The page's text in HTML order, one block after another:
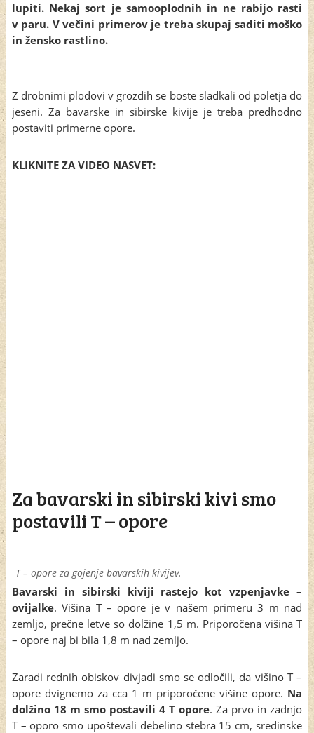
lupiti. Nekaj sort je samooplodnih in ne rabijo rasti
v paru. V večini primerov je treba skupaj saditi moško
in žensko rastlino.
Z drobnimi plodovi v grozdih se boste sladkali od poletja do
jeseni. Za bavarske in sibirske kivije je treba predhodno
postaviti primerne opore.
KLIKNITE ZA VIDEO NASVET:
Za bavarski in sibirski kivi smo
postavili T – opore
T – opore za gojenje bavarskih kivijev.
Bavarski in sibirski kiviji rastejo kot vzpenjavke –
ovijalke. Višina T – opore je v našem primeru 3 m nad
zemljo, prečne letve so dolžine 1,5 m. Priporočena višina T
– opore naj bi bila 1,8 m nad zemljo.
Zaradi rednih obiskov divjadi smo se odločili, da višino T –
opore dvignemo za cca 1 m priporočene višine opore. Na
dolžino 18 m smo postavili 4 T opore. Za prvo in zadnjo
T – oporo smo upoštevali debelino stebra 15 cm, sredinske